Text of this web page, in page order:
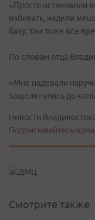
«Просто остановили
избивать, надели
базу, там тоже все
По словам отца
«Мне надевали
защелкнулись до
Новости
Подписывайтесь
Смотрите также